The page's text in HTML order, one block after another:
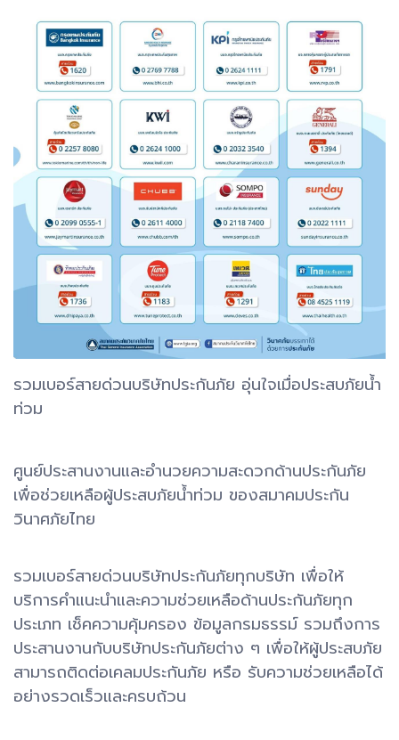
รวมเบอร์สายด่วนบริษัทประกันภัย อุ่นใจเมื่อประสบภัยน้ำ
ท่วม
ศูนย์ประสานงานและอำนวยความสะดวกด้านประกันภัย
เพื่อช่วยเหลือผู้ประสบภัยน้ำท่วม ของสมาคมประกัน
วินาศภัยไทย
รวมเบอร์สายด่วนบริษัทประกันภัยทุกบริษัท เพื่อให้
บริการคำแนะนำและความช่วยเหลือด้านประกันภัยทุก
ประเภท เช็คความคุ้มครอง ข้อมูลกรมธรรม์ รวมถึงการ
ประสานงานกับบริษัทประกันภัยต่าง ๆ เพื่อให้ผู้ประสบภัย
สามารถติดต่อเคลมประกันภัย หรือ รับความช่วยเหลือได้
อย่างรวดเร็วและครบถ้วน